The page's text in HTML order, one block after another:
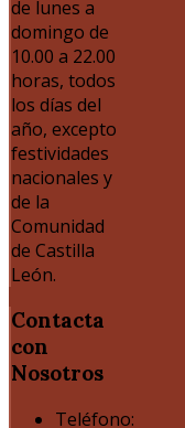
de lunes a
domingo de
10.00 a 22.00
horas, todos
los días del
año, excepto
festividades
nacionales y
de la
Comunidad
de Castilla
León.
Contacta
con
Nosotros
Teléfono: